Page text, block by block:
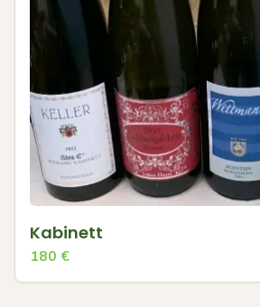
Kabinett
180 €